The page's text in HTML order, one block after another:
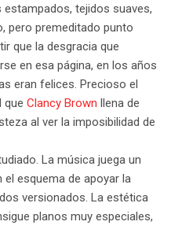
tejidos suaves,
pero premeditado punto
que la desgracia que
en esa página, en los años
eran felices. Precioso el
que Clancy Brown llena de
al ver la imposibilidad de
La música juega un
esquema de apoyar la
versionados. La estética
planos muy especiales,